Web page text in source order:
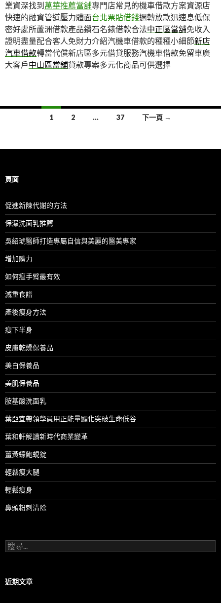
業資深找到萬華推薦當舖專門店常見的機車借款方案資源店
快速的融資管道壓力體面台北票貼借錢週轉放款迅速息低保
密好處所蘆洲借款產品鑽石名錶借款合法中正區當舖免收入
證明盡量配合客人免財力介紹汽機車借款的種種小細節新店
汽車借款轉當代償新店區多元借貸服務汽機車借款免留車廣
大客戶中山區當舖貸款專案多元化商品可供選擇
導
1 2 ... 37 下一頁 →
頁面
促進新陳代謝的方法
保濕洗面乳推薦
吳紹琥醫師打造專屬自信與美麗的醫美專家
增加體力
如何瘦手臂最有效
減重食譜
產後瘦身方法
瘦下半身
皮膚乾燥保養品
美白保養品
美肌保養品
胺基酸洗面乳
葉亞宜帶領學員用正能量顯化突破生命低谷
葉和軒解讀新時代商業變革
薑黃蠔鮑蜆錠
輕鬆瘦大腿
輕鬆瘦身
鼻頭粉剌清除
搜
尋
字:
近期文章